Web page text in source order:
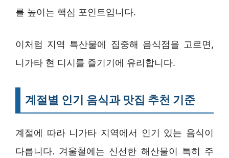
를 높이는 핵심 포인트입니다.
이처럼 지역 특산물에 집중해 음식점을 고르면,
니가타 현 디시를 즐기기에 유리합니다.
계절별 인기 음식과 맛집 추천 기준
계절에 따라 니가타 지역에서 인기 있는 음식이
다릅니다. 겨울철에는 신선한 해산물이 특히 주